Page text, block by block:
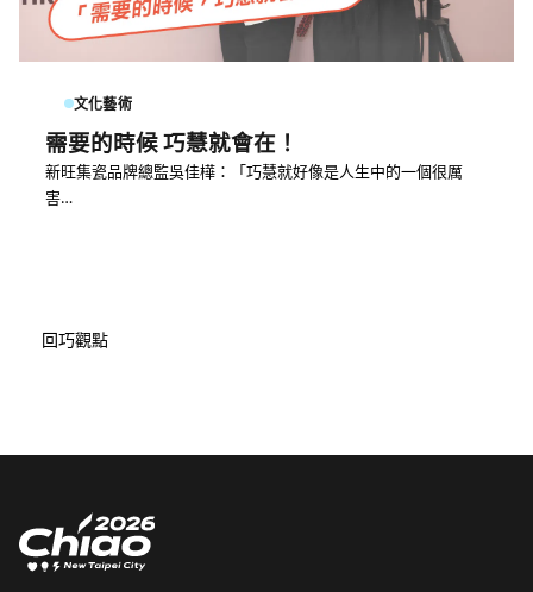
文化藝術
需要的時候 巧慧就會在！
新旺集瓷品牌總監吳佳樺：「巧慧就好像是人生中的一個很厲
害…
回巧觀點